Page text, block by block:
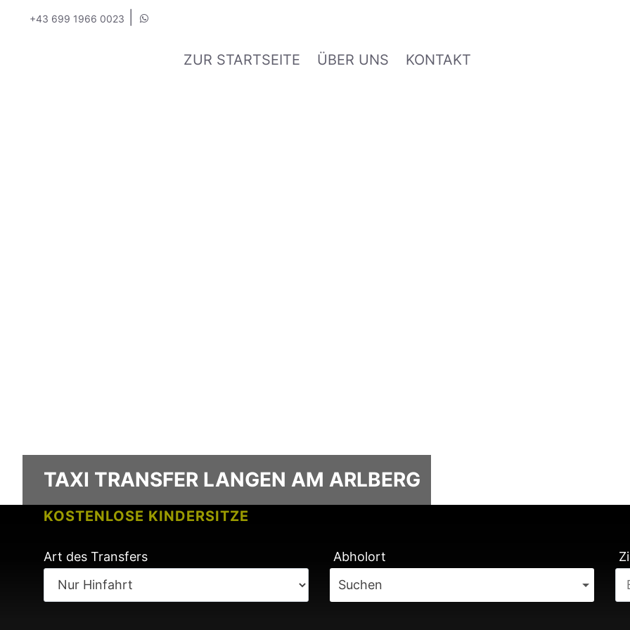
+43 699 1966 0023
ZUR STARTSEITE ÜBER UNS KONTAKT
KOSTENLOSE KINDERSITZE
KEINE GEBÜHREN BEI FLUGVERSPÄTUNG
TAXI TRANSFER LANGEN AM ARLBERG
Art des Transfers
Abholort
Suchen